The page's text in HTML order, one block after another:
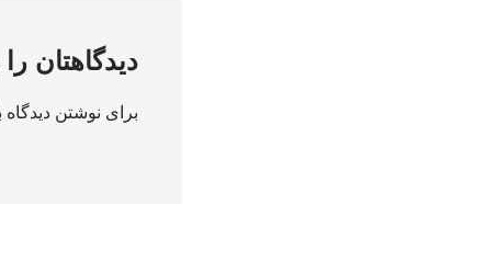
دیدگاهتان
برای نوشتن دیدگاه